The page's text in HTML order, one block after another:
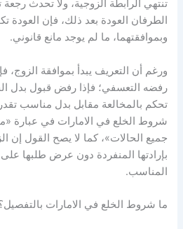
تنتهي الرابطة الزوجية، ولا تحدث رجعة
الطرفان العودة بعد ذلك، فإن العودة
وبموافقتهما، ما لم يوجد مانع قانوني.
رفضه التعسفي؛ فإذا رفض قبول بدل
تحكم بالمخالعة مقابل بدل مناسب
شروط الخلع في الامارات في عبارة
جميع الحالات»، كما لا يصح القول إن
بإرادتها المنفردة دون عرض طلبها على
المناسب.
ما شروط الخلع في الامارات